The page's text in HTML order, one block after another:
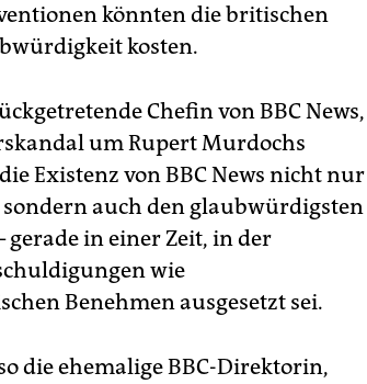
könnten die britischen
kosten.
Chefin von BBC News,
um Rupert Murdochs
Existenz von BBC News nicht nur
auch den glaubwürdigsten
gerade in einer Zeit, in der
wie
Benehmen ausgesetzt sei.
die ehemalige BBC-Direktorin,